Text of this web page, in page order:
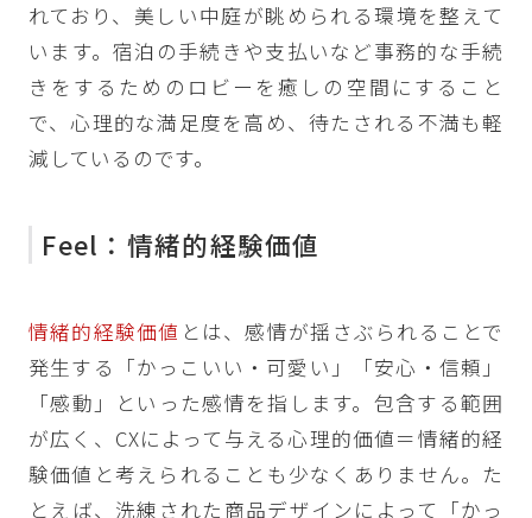
れており、美しい中庭が眺められる環境を整えて
います。宿泊の手続きや支払いなど事務的な手続
きをするためのロビーを癒しの空間にすること
で、心理的な満足度を高め、待たされる不満も軽
減しているのです。
Feel：情緒的経験価値
情緒的経験価値 とは、感情が揺さぶられることで
発生する「かっこいい・可愛い」「安心・信頼」
「感動」といった感情を指します。包含する範囲
が広く、CXによって与える心理的価値＝情緒的経
験価値と考えられることも少なくありません。た
とえば、洗練された商品デザインによって「かっ